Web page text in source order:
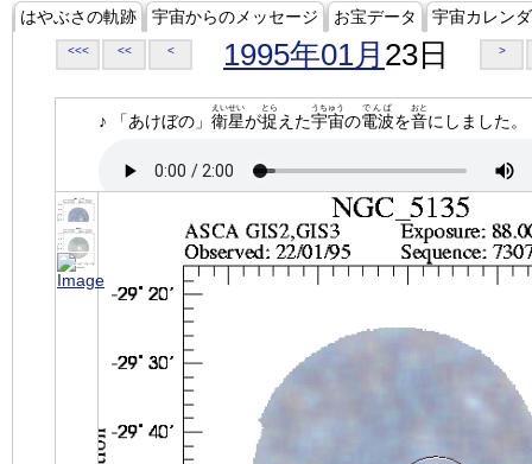
はやぶさの軌跡 宇宙からのメッセージ お宝データ 宇宙カレン
<<< << < 1995年01月 23日 >
♪ 「あけぼの」 衛星
えいせい
が捉
とら
えた宇宙
うちゅう
の電波
でんぱ
を音
おと
にしました。